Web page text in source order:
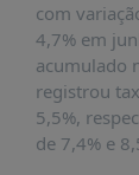
CURSOS
E
EVENTOS
com
4,7% em
acumulado
registrou
5,5%,
de 7,4% e